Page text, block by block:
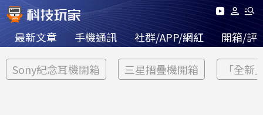
最新文章 手機通訊 社群/APP/網紅 開箱/評
Sony紀念耳機開箱 三星摺疊機開箱 「全新